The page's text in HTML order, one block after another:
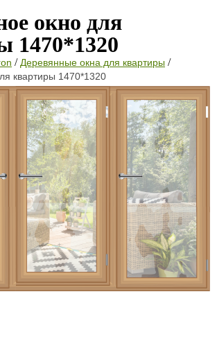
окно для
1470*1320
/ Деревянные окна для квартиры /
квартиры 1470*1320